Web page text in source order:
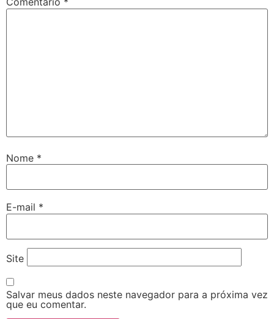
Nome *
E-mail *
Site
Salvar meus dados neste navegador para a próxima vez
que eu comentar.